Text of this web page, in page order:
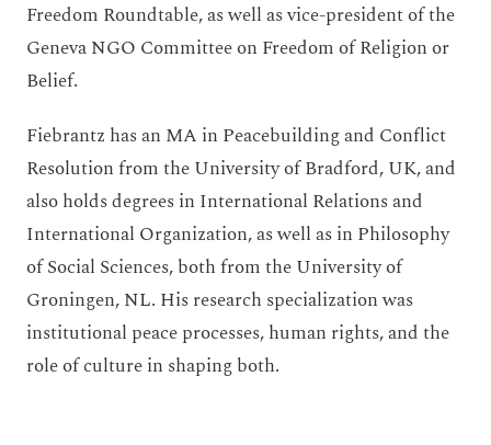
Freedom Roundtable, as well as vice-president of the
Geneva NGO Committee on Freedom of Religion or
Belief.
Fiebrantz has an MA in Peacebuilding and Conflict
Resolution from the University of Bradford, UK, and
also holds degrees in International Relations and
International Organization, as well as in Philosophy
of Social Sciences, both from the University of
Groningen, NL. His research specialization was
institutional peace processes, human rights, and the
role of culture in shaping both.